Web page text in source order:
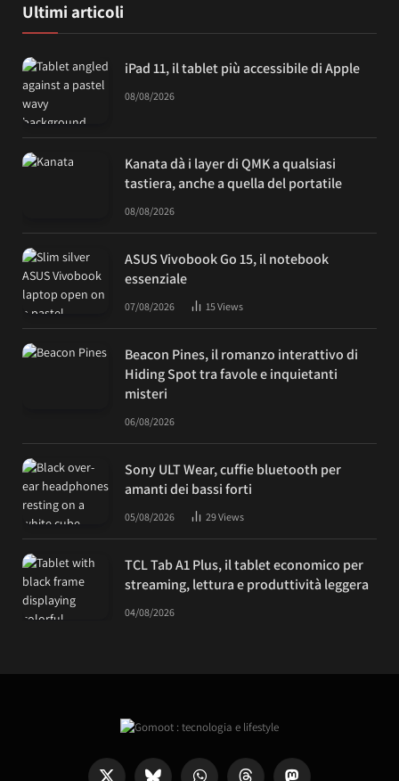
Ultimi articoli
iPad 11, il tablet più accessibile di Apple
08/08/2026
Kanata dà i layer di QMK a qualsiasi
tastiera, anche a quella del portatile
08/08/2026
ASUS Vivobook Go 15, il notebook
essenziale
07/08/2026 15Views
Beacon Pines, il romanzo interattivo di
Hiding Spot tra favole e inquietanti
misteri
06/08/2026
Sony ULT Wear, cuffie bluetooth per
amanti dei bassi forti
05/08/2026 29Views
TCL Tab A1 Plus, il tablet economico per
streaming, lettura e produttività leggera
04/08/2026